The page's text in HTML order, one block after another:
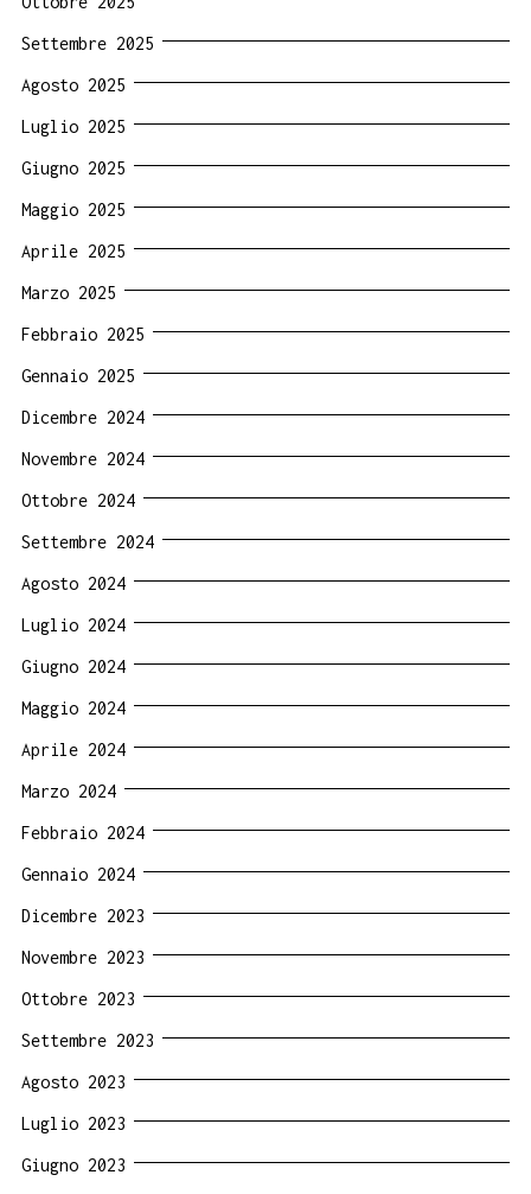
Settembre 2025
Agosto 2025
Luglio 2025
Giugno 2025
Maggio 2025
Aprile 2025
Marzo 2025
Febbraio 2025
Gennaio 2025
Dicembre 2024
Novembre 2024
Ottobre 2024
Settembre 2024
Agosto 2024
Luglio 2024
Giugno 2024
Maggio 2024
Aprile 2024
Marzo 2024
Febbraio 2024
Gennaio 2024
Dicembre 2023
Novembre 2023
Ottobre 2023
Settembre 2023
Agosto 2023
Luglio 2023
Giugno 2023